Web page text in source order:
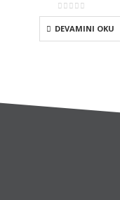
05 üzerinden
DEVAMINI OKU